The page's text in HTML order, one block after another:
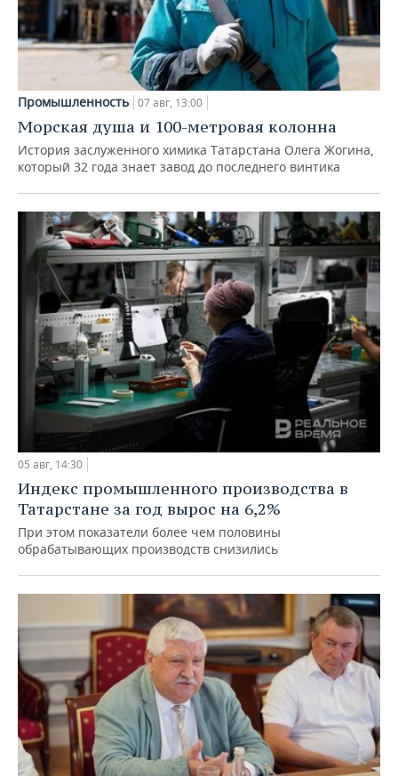
Промышленность 07 авг, 13:00
Морская душа и 100-метровая колонна
История заслуженного химика Татарстана Олега Жогина,
который 32 года знает завод до последнего винтика
05 авг, 14:30
Индекс промышленного производства в
Татарстане за год вырос на 6,2%
При этом показатели более чем половины
обрабатывающих производств снизились